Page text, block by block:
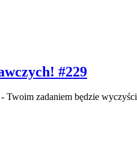
#229
zadaniem będzie